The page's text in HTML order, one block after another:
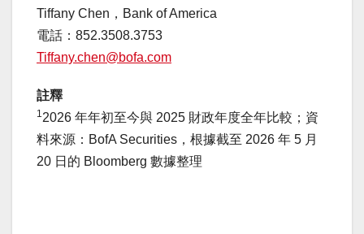
Tiffany Chen，Bank of America
電話：852.3508.3753
Tiffany.chen@bofa.com
註釋
12026 年年初至今與 2025 財政年度全年比較；資
料來源：BofA Securities，根據截至 2026 年 5 月
20 日的 Bloomberg 數據整理